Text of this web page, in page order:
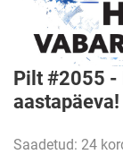
Pilt #2055 -
aastapäeva!
Saadetud: 24